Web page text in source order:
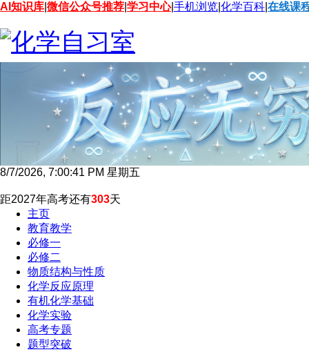
AI知识库 微信公众号推荐 学习中心|手机浏览 化学百科 在线课
8/7/2026, 7:00:41 PM 星期五
距2027年高考还有303天
主页
教育教学
必修一
必修二
物质结构与性质
化学反应原理
有机化学基础
化学实验
高考专题
题型突破